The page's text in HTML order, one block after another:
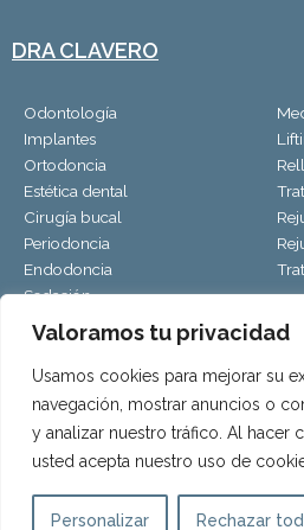
Valoramos tu privacidad
Usamos cookies para mejorar su
navegación, mostrar anuncios o
y analizar nuestro tráfico. Al hacer
usted acepta nuestro uso de
Personalizar Rechazar
DRA CLAVERO
Odontología
Implantes
Ortodoncia
Estética dental
Cirugía bucal
Periodoncia
Endodoncia
Sedación
¿DÓNDE ESTAMOS?
C/ Pedro Niño, 1. 47001
Valladolid983 33 20 33
c